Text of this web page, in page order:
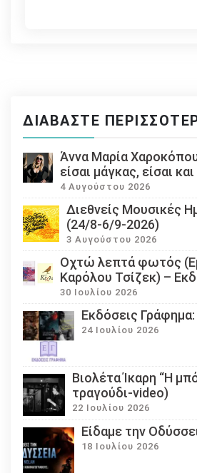
ΔΙΑΒΆΣΤΕ
Άννα Μαρία
είσαι μάγκας, είσαι
4 Αυγούστου 2026
Διεθνείς Μουσικές
(24/8-6/9-2026)
3 Αυγούστου 2026
Οχτώ λεπτά φωτός
Καρόλου Τσίζεκ) –
30 Ιουλίου 2026
Εκδόσεις
24 Ιουλίου 2026
Βιολέτα Ίκαρη “Η
τραγούδι-video)
22 Ιουλίου 2026
Eίδαμε την
18 Ιουλίου 2026